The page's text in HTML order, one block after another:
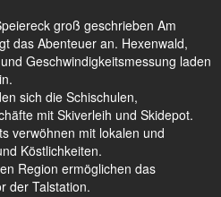
groß geschrieben Am
das Abenteuer an. Hexenwald,
Geschwindigkeitsmessung laden
sich die Schischulen,
mit Skiverleih und Skidepot.
verwöhnen mit lokalen und
Köstlichkeiten.
Region ermöglichen das
der Talstation.